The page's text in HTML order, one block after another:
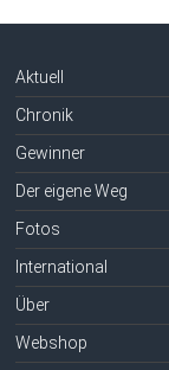
Aktuell
Chronik
Gewinner
Der eigene Weg
Fotos
International
Über
Webshop